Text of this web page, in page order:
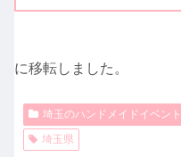
に移転しました。
埼玉のハンドメイドイベント
埼玉県